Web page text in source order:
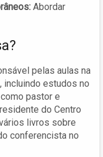
Abordar
pelas aulas na
incluindo estudos no
pastor e
do Centro
livros sobre
conferencista no